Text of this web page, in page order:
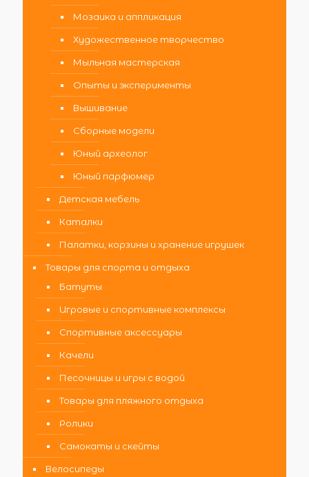
Мозаика и аппликация
Художественное творчество
Мыльная мастерская
Опыты и эксперименты
Вышивание
Сборные модели
Юный археолог
Юный парфюмер
Детская мебель
Каталки
Палатки, корзины и хранение игрушек
Товары для спорта и отдыха
Батуты
Игровые и спортивные комплексы
Спортивные аксессуары
Качели
Песочницы и игры с водой
Товары для пляжного отдыха
Ролики
Самокаты и скейты
Велосипеды